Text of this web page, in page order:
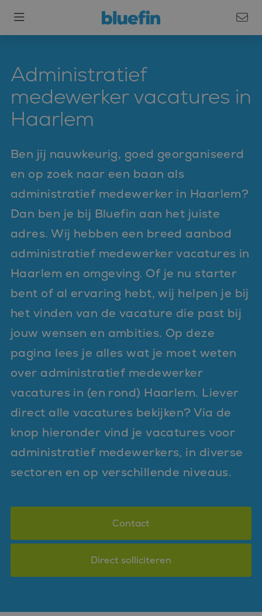
Administratief
medewerker vacatures in
Haarlem
Ben jij nauwkeurig, goed georganiseerd
en op zoek naar een baan als
administratief medewerker in Haarlem?
Dan ben je bij Bluefin aan het juiste
adres. Wij hebben een breed aanbod
administratief medewerker vacatures in
Haarlem en omgeving. Of je nu starter
bent of al ervaring hebt, wij helpen je bij
het vinden van de vacature die past bij
jouw wensen en ambities. Op deze
pagina lees je alles wat je moet weten
over administratief medewerker
vacatures in (en rond) Haarlem. Liever
direct alle vacatures bekijken? Via de
knop hieronder vind je vacatures voor
administratief medewerkers, in diverse
sectoren en op verschillende niveaus.
Contact
Direct solliciteren